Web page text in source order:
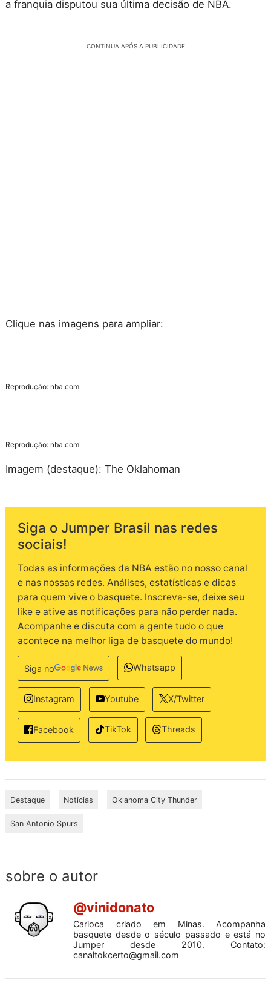
a franquia disputou sua última decisão de NBA.
CONTINUA APÓS A PUBLICIDADE
Clique nas imagens para ampliar:
Reprodução: nba.com
Reprodução: nba.com
Imagem (destaque): The Oklahoman
Siga o Jumper Brasil nas redes
sociais!
Todas as informações da NBA estão no nosso canal
e nas nossas redes. Análises, estatísticas e dicas
para quem vive o basquete. Inscreva-se, deixe seu
like e ative as notificações para não perder nada.
Acompanhe e discuta com a gente tudo o que
acontece na melhor liga de basquete do mundo!
Siga no Whatsapp
Instagram Youtube X/Twitter
Facebook TikTok Threads
Destaque Notícias Oklahoma City Thunder
San Antonio Spurs
sobre o autor
@vinidonato
Carioca criado em Minas. Acompanha
basquete desde o século passado e está no
Jumper desde 2010. Contato:
canaltokcerto@gmail.com